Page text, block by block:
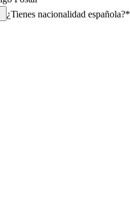
¿Tienes nacionalidad española?*